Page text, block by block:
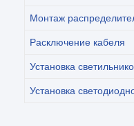
Монтаж
Расключение кабеля
Установка
Установка